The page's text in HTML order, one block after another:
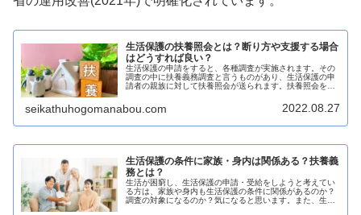
生活保護の扶養照会とは？断り方や支援する場合
はどうすれば良い？
生活保護の申請をすると、各種調査が実施されます。その
調査の中に扶養義務調査と言うものがあり、生活保護の申
請者の親族に対して扶養照会が送られます。扶養照会を送
seikathuhogomanabou.com 2022.08.27
生活保護の条件に家族・身内は関係ある？扶養義
務とは？
生活が困窮し、生活保護の申請・受給をしようと考えてい
る方は、家族や身内も生活保護の条件に関係があるのか？
調査の対象になるのか？気になると思います。また、生活